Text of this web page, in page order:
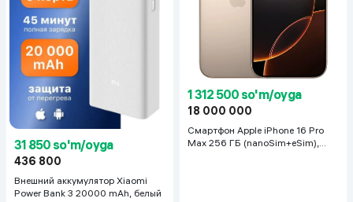
УПРАВЛЕНИЕ СО СМАРТФОНАСЪЕМКА НА РАССТОЯНИИ
Сгенерируйте QR-код на основном смартфоне в приложении
Insta360, считайте его вторым смартфоном и управляйте
стабилизатором на расстоянии, при этом на втором
31 850 so'm/oyga
436 800
Внешний аккумулятор Xiaomi
Power Bank 3 20000 mAh, белый
1 312 500 so'm/oyga
18 000 000
Смартфон Apple iPhone 16 Pro
Max 256 ГБ (nanoSim+eSim),